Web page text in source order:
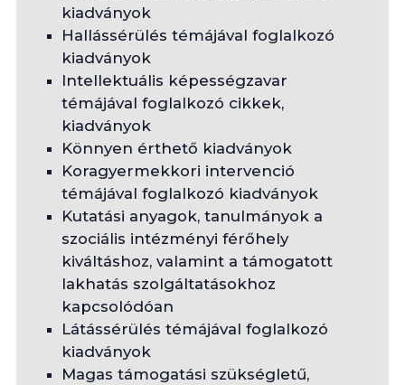
kiadványok
Hallássérülés témájával foglalkozó
kiadványok
Intellektuális képességzavar
témájával foglalkozó cikkek,
kiadványok
Könnyen érthető kiadványok
Koragyermekkori intervenció
témájával foglalkozó kiadványok
Kutatási anyagok, tanulmányok a
szociális intézményi férőhely
kiváltáshoz, valamint a támogatott
lakhatás szolgáltatásokhoz
kapcsolódóan
Látássérülés témájával foglalkozó
kiadványok
Magas támogatási szükségletű,